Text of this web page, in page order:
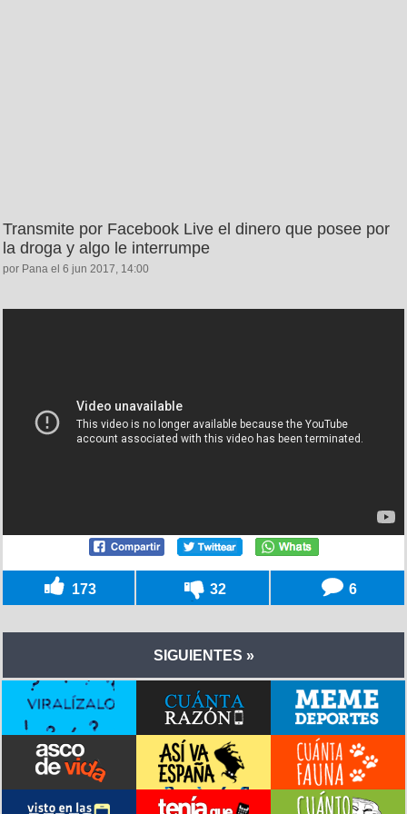
Transmite por Facebook Live el dinero que posee por
la droga y algo le interrumpe
por Pana el 6 jun 2017, 14:00
173 32 6
SIGUIENTES »